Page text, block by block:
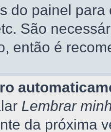
do painel
São
então é
Lembrar
da próxima